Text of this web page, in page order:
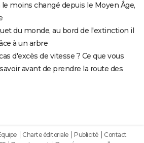
le moins changé depuis le Moyen Âge,
du monde, au bord de l'extinction il
à un arbre
d'excès de vitesse ? Ce que vous
avant de prendre la route des
Charte éditoriale Publicité
Contact